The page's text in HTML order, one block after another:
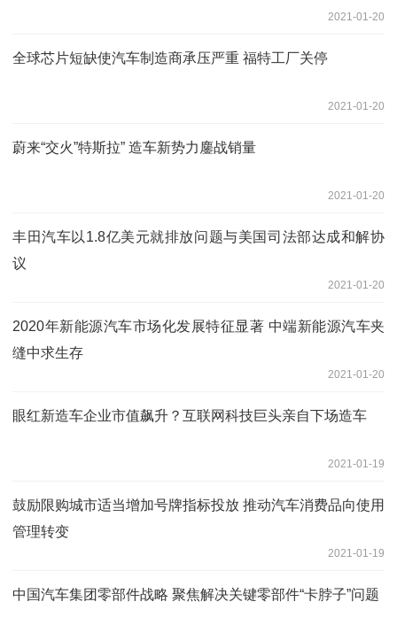
2021-01-20
全球芯片短缺使汽车制造商承压严重 福特工厂关停
2021-01-20
蔚来“交火”特斯拉” 造车新势力鏖战销量
2021-01-20
丰田汽车以1.8亿美元就排放问题与美国司法部达成和解协
议
2021-01-20
2020年新能源汽车市场化发展特征显著 中端新能源汽车夹
缝中求生存
2021-01-20
眼红新造车企业市值飙升？互联网科技巨头亲自下场造车
2021-01-19
鼓励限购城市适当增加号牌指标投放 推动汽车消费品向使用
管理转变
2021-01-19
中国汽车集团零部件战略 聚焦解决关键零部件“卡脖子”问题